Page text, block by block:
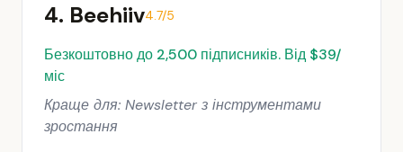
4. Beehiiv4.7/5
Безкоштовно до 2,500 підписників. Від $39/
міс
Краще для: Newsletter з інструментами
зростання